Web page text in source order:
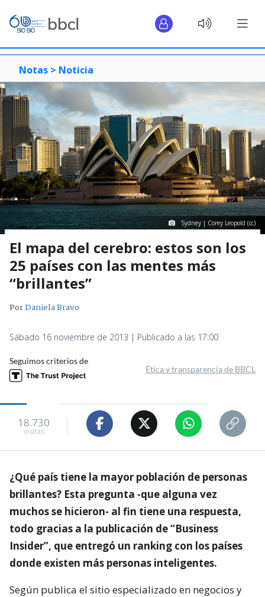
Notas > Noticia
Sydney | Corey Leopold (cc)
El mapa del cerebro: estos son los
25 países con las mentes más
“brillantes”
PorDaniela Bravo
Sábado 16 noviembre de 2013 | Publicado a las 17:00
Seguimos criterios de
Ética y transparencia de BBCL
18.730
visitas
¿Qué país tiene la mayor población de personas
brillantes? Esta pregunta -que alguna vez
muchos se hicieron- al fin tiene una respuesta,
todo gracias a la publicación de “Business
Insider”, que entregó un ranking con los países
donde existen más personas inteligentes.
Según publica el sitio especializado en negocios y